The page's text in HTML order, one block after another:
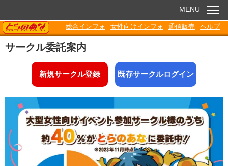
お知らせ
電子書籍
Q&A
各種ダウンロード
MENU
TORANOANA
総合インフォ 女性向けインフォ 通信販売 ヘルプ
サークル委託案内
新規サークル登録 既存サークルログイン